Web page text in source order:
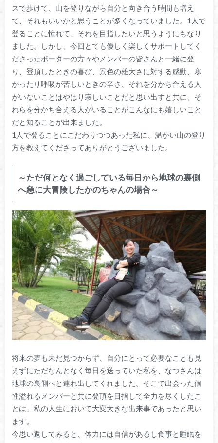
スで歩けて、山を登りながら自分と向き合う時間も増え
て、それもいいかと思うことが多くなっていました。1人で
登ることに憧れて、それを目指したいと思うようにもなり
ました。しかし、今回とても優しく楽しくサポートしてく
ださったポーターの方々やメンバーの皆さんと一緒に登
り、登頂したときの喜び、景色の雄大さに対する感動、寒
かったり呼吸が苦しいときの辛さ、それを分かち合える人
がいないことはやはり寂しいことだと思い出すと共に、そ
れらを分かち合える人がいることがこんなにも嬉しいこと
だと知ることが出来ました。
1人で登ることにこだわりつつあった私に、温かい山の登り
方を教えてくださってありがとうございました。
～ただ何となく過ごしている毎日から地球の裏側
へ急に大冒険したかのちゃんの場合～
将来の夢も未だ見つからず、自分にとって必要なことも見
えずにただなんとなく毎日を送っていた私を、なつさんは
地球の裏側へと連れ出してくれました。そこで出会った個
性溢れるメンバーと共に登頂を目指して全力を尽くしたこ
とは、私の人生において大変大きな出来事であったと思い
ます。
今思い返してみると、体力には自信があるし食事と睡眠を